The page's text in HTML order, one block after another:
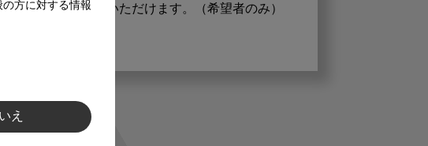
方に対する情報
え
覧いただけます。（希望者のみ）